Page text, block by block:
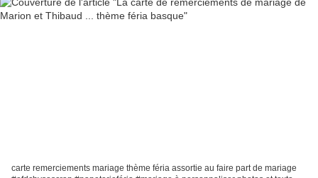
carte remerciements mariage thème féria assortie au faire part de mariage